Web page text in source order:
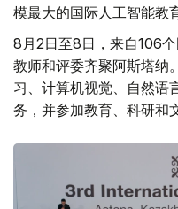
模最大的国际人工智能教
8月2日至8日，来自106
教师和评委齐聚阿斯塔纳
习、计算机视觉、自然语
务，并参加教育、科研和